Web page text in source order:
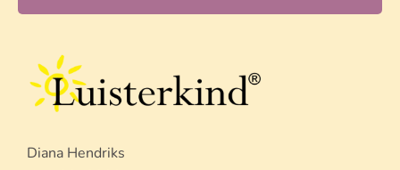
Diana Hendriks